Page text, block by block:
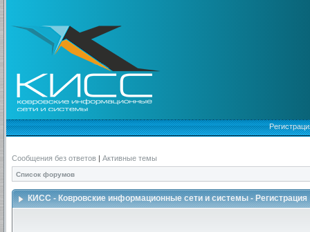
Сообщения без ответов | Активные темы
Список форумов
КИСС - Ковровские информационные сети и системы - Регистрация